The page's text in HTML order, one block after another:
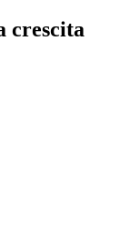
crescita